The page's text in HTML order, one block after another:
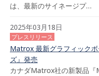
は、最新のサイネージプ…
2025年03月18日
プレスリリース
Matrox 最新グラフィック
ズ』発売
カナダMatrox社の新製品